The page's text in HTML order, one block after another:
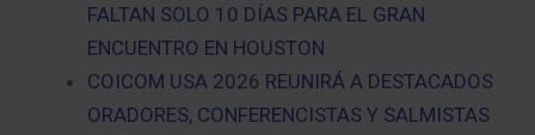
FALTAN SOLO 10 DÍAS PARA EL GRAN
ENCUENTRO EN HOUSTON
COICOM USA 2026 REUNIRÁ A DESTACADOS
ORADORES, CONFERENCISTAS Y SALMISTAS